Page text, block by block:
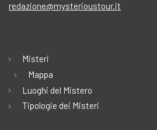
redazione@mysterioustour.it
Misteri
Mappa
Luoghi del Mistero
Tipologie dei Misteri